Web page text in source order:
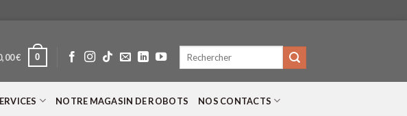
€ 0
Recherche
NOTRE MAGASIN DE ROBOTS NOS CONTACTS